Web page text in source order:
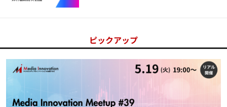
ピックアップ